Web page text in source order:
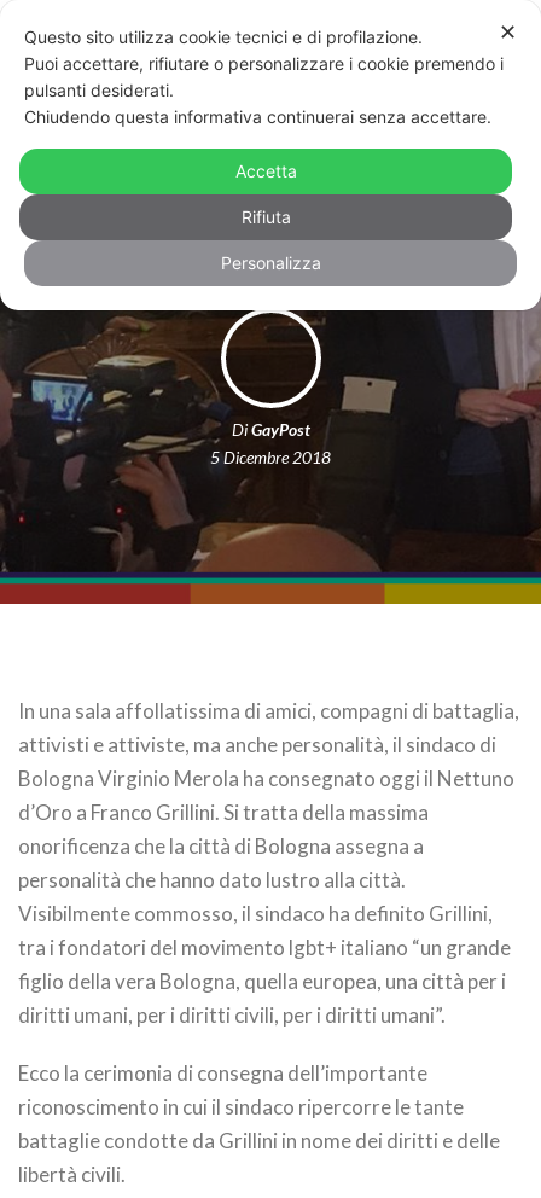
Bologna: consegnato il Nettuno
d’Oro a Franco Grillini – VIDEO
DiGayPost
5 Dicembre 2018
In una sala affollatissima di amici, compagni di battaglia,
attivisti e attiviste, ma anche personalità, il sindaco di
Bologna Virginio Merola ha consegnato oggi il Nettuno
d’Oro a Franco Grillini. Si tratta della massima
onorificenza che la città di Bologna assegna a
personalità che hanno dato lustro alla città.
Visibilmente commosso, il sindaco ha definito Grillini,
tra i fondatori del movimento lgbt+ italiano “un grande
figlio della vera Bologna, quella europea, una città per i
diritti umani, per i diritti civili, per i diritti umani”.
Ecco la cerimonia di consegna dell’importante
riconoscimento in cui il sindaco ripercorre le tante
battaglie condotte da Grillini in nome dei diritti e delle
libertà civili.
✕
Questo sito utilizza cookie tecnici e di profilazione.
Puoi accettare, rifiutare o personalizzare i cookie premendo i
pulsanti desiderati.
Chiudendo questa informativa continuerai senza accettare.
Accetta
Rifiuta
Personalizza